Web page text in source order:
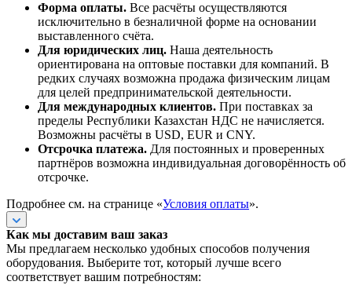
Форма оплаты. Все расчёты осуществляются
исключительно в безналичной форме на основании
выставленного счёта.
Для юридических лиц. Наша деятельность
ориентирована на оптовые поставки для компаний. В
редких случаях возможна продажа физическим лицам
для целей предпринимательской деятельности.
Для международных клиентов. При поставках за
пределы Республики Казахстан НДС не начисляется.
Возможны расчёты в USD, EUR и CNY.
Отсрочка платежа. Для постоянных и проверенных
партнёров возможна индивидуальная договорённость об
отсрочке.
Подробнее см. на странице «Условия оплаты».
Как мы доставим ваш заказ
Мы предлагаем несколько удобных способов получения
оборудования. Выберите тот, который лучше всего
соответствует вашим потребностям: